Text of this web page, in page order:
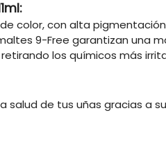
color, con alta
9-Free garantizan una
los químicos más
salud de tus uñas gracias a